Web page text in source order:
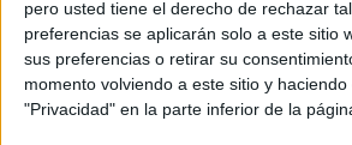
pero usted tiene el derecho de rechazar
preferencias se aplicarán solo a este sitio
sus preferencias o retirar su
momento volviendo a este sitio y
"Privacidad" en la parte inferior de la
primera película para Leica, uno
reconocibles y más galardonados.
recibió el premio “Saatchi Saatchi